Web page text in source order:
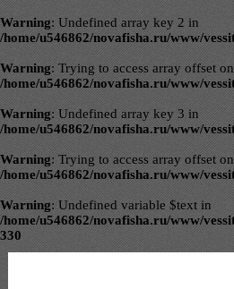
Warning: Undefined array key 2 in
/home/u546862/novafisha.ru/www/
Warning: Trying to access array offset
/home/u546862/novafisha.ru/www/
Warning: Undefined array key 3 in
/home/u546862/novafisha.ru/www/
Warning: Trying to access array offset
/home/u546862/novafisha.ru/www/
Warning: Undefined variable $text in
/home/u546862/novafisha.ru/www/
330